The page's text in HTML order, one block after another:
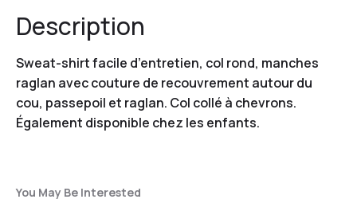
Description
Sweat-shirt facile d’entretien, col rond, manches
raglan avec couture de recouvrement autour du
cou, passepoil et raglan. Col collé à chevrons.
Également disponible chez les enfants.
You May Be Interested